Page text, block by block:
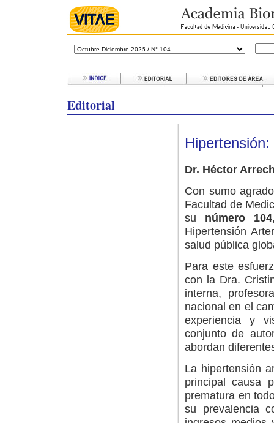
Editorial
Dr. Héctor
Con sumo
Facultad de
su
número
Hipertensión
salud pública
Para este
con la Dra.
interna,
nacional en el
experiencia y
conjunto de
abordan
La hipertensión
principal causa
prematura en
su prevalencia